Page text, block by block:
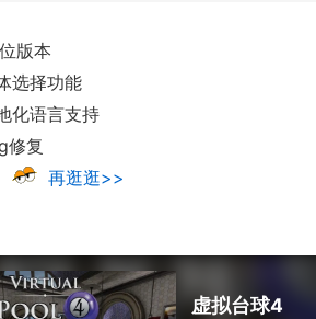
版本
选择功能
化语言支持
修复
再逛逛>>
虚拟台球4